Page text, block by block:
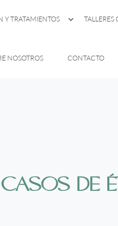
Y TRATAMIENTOS TALLERES
NOSOTROS CONTACTO
CASOS DE